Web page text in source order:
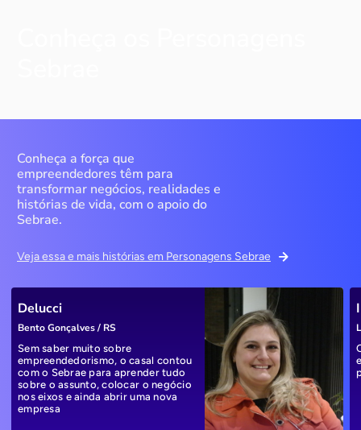
Conheça a força que
empreendedores têm para
transformar negócios, realidades e
histórias de vida, com o apoio do
Sebrae.
Veja essa e mais histórias em Personagens Sebrae
Delucci
Bento Gonçalves / RS
Sem saber muito sobre
empreendedorismo, o casal contou
com o Sebrae para aprender tudo
sobre o assunto, colocar o negócio
nos eixos e ainda abrir uma nova
empresa